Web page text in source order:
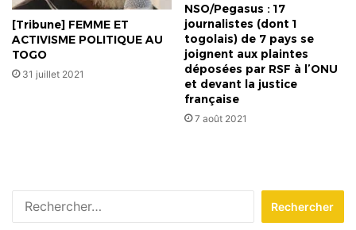
[Tribune] FEMME ET
ACTIVISME POLITIQUE AU
TOGO
31 juillet 2021
NSO/Pegasus : 17
journalistes (dont 1
togolais) de 7 pays se
joignent aux plaintes
déposées par RSF à l’ONU
et devant la justice
française
7 août 2021